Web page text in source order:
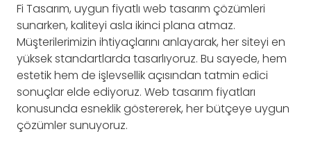
Fi Tasarım, uygun fiyatlı web tasarım çözümleri
sunarken, kaliteyi asla ikinci plana atmaz.
Müşterilerimizin ihtiyaçlarını anlayarak, her siteyi en
yüksek standartlarda tasarlıyoruz. Bu sayede, hem
estetik hem de işlevsellik açısından tatmin edici
sonuçlar elde ediyoruz. Web tasarım fiyatları
konusunda esneklik göstererek, her bütçeye uygun
çözümler sunuyoruz.